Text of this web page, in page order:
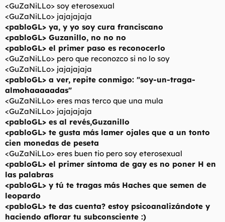
<GuZaNiLLo> soy eterosexual
<GuZaNiLLo> jajajajaja
<pabloGL> ya, y yo soy cura franciscano
<pabloGL> Guzanillo, no no no
<pabloGL> el primer paso es reconocerlo
<GuZaNiLLo> pero que reconozco si no lo soy
<GuZaNiLLo> jajajajaja
<pabloGL> a ver, repite conmigo: "soy-un-traga-
almohaaaaadas"
<GuZaNiLLo> eres mas terco que una mula
<GuZaNiLLo> jajajajaja
<pabloGL> es al revés,Guzanillo
<pabloGL> te gusta más lamer ojales que a un tonto
cien monedas de peseta
<GuZaNiLLo> eres buen tio pero soy eterosexual
<pabloGL> el primer síntoma de gay es no poner H en
las palabras
<pabloGL> y tú te tragas más Haches que semen de
leopardo
<pabloGL> te das cuenta? estoy psicoanalizándote y
haciendo aflorar tu subconsciente :)